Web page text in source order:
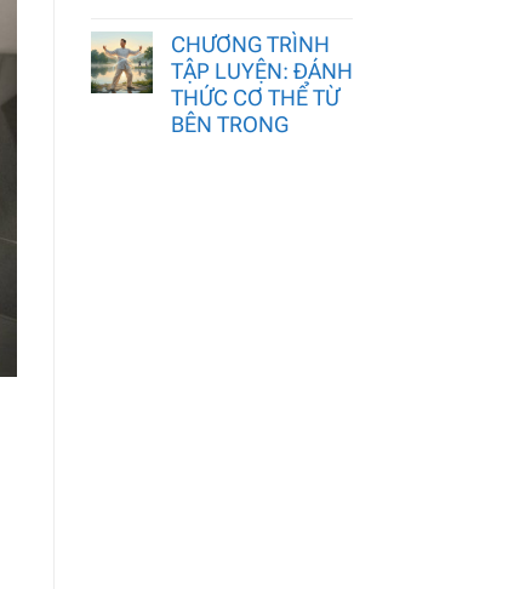
CHƯƠNG TRÌNH
TẬP LUYỆN: ĐÁNH
THỨC CƠ THỂ TỪ
BÊN TRONG